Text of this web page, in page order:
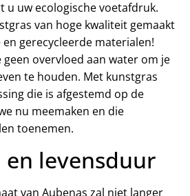
u uw ecologische voetafdruk.
van hoge kwaliteit gemaakt
gerecycleerde materialen!
overvloed aan water om je
te houden. Met kunstgras
die is afgestemd op de
nu meemaken en die
toenemen.
en levensduur
van Aubenas zal niet langer